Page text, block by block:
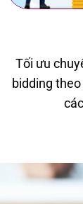
Tối ưu
bidding